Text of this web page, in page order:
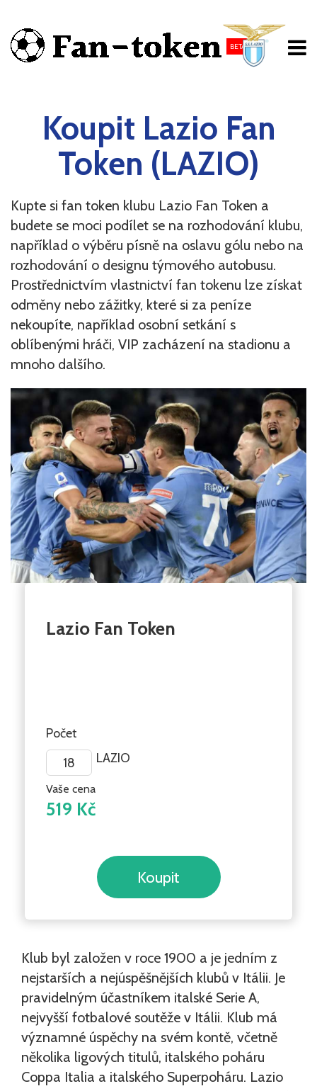
BETA
Koupit Lazio Fan
Token (LAZIO)
Kupte si fan token klubu Lazio Fan Token a
budete se moci podílet se na rozhodování klubu,
například o výběru písně na oslavu gólu nebo na
rozhodování o designu týmového autobusu.
Prostřednictvím vlastnictví fan tokenu lze získat
odměny nebo zážitky, které si za peníze
nekoupíte, například osobní setkání s
oblíbenými hráči, VIP zacházení na stadionu a
mnoho dalšího.
Lazio Fan Token
Počet
LAZIO
Vaše cena
519 Kč
Klub byl založen v roce 1900 a je jedním z
nejstarších a nejúspěšnějších klubů v Itálii. Je
pravidelným účastníkem italské Serie A,
nejvyšší fotbalové soutěže v Itálii. Klub má
významné úspěchy na svém kontě, včetně
několika ligových titulů, italského poháru
Coppa Italia a italského Superpoháru. Lazio